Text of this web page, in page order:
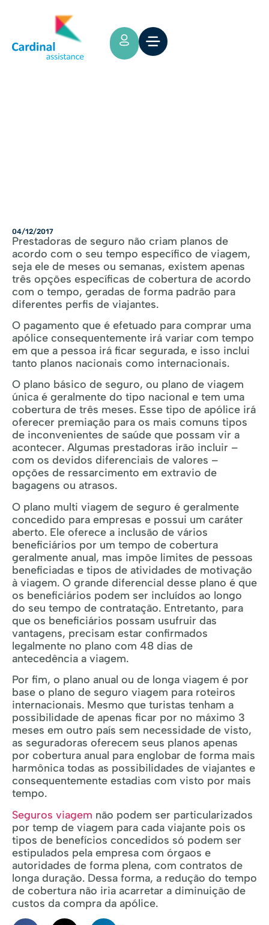
04/12/2017
Prestadoras de seguro não criam planos de
acordo com o seu tempo específico de viagem,
seja ele de meses ou semanas, existem apenas
três opções específicas de cobertura de acordo
com o tempo, geradas de forma padrão para
diferentes perfis de viajantes.
O pagamento que é efetuado para comprar uma
apólice consequentemente irá variar com tempo
em que a pessoa irá ficar segurada, e isso inclui
tanto planos nacionais como internacionais.
O plano básico de seguro, ou plano de viagem
única é geralmente do tipo nacional e tem uma
cobertura de três meses. Esse tipo de apólice irá
oferecer premiação para os mais comuns tipos
de inconvenientes de saúde que possam vir a
acontecer. Algumas prestadoras irão incluir –
com os devidos diferenciais de valores –
opções de ressarcimento em extravio de
bagagens ou atrasos.
O plano multi viagem de seguro é geralmente
concedido para empresas e possui um caráter
aberto. Ele oferece a inclusão de vários
beneficiários por um tempo de cobertura
geralmente anual, mas impõe limites de pessoas
beneficiadas e tipos de atividades de motivação
à viagem. O grande diferencial desse plano é que
os beneficiários podem ser incluídos ao longo
do seu tempo de contratação. Entretanto, para
que os beneficiários possam usufruir das
vantagens, precisam estar confirmados
legalmente no plano com 48 dias de
antecedência a viagem.
Por fim, o plano anual ou de longa viagem é por
base o plano de seguro viagem para roteiros
internacionais. Mesmo que turistas tenham a
possibilidade de apenas ficar por no máximo 3
meses em outro país sem necessidade de visto,
as seguradoras oferecem seus planos apenas
por cobertura anual para englobar de forma mais
harmônica todas as possibilidades de viajantes e
consequentemente estadias com visto por mais
tempo.
Seguros viagem não podem ser particularizados
por temp de viagem para cada viajante pois os
tipos de benefícios concedidos só podem ser
estipulados pela empresa com órgaos e
autoridades de forma plena, com contratos de
longa duração. Dessa forma, a redução do tempo
de cobertura não iria acarretar a diminuição de
custos da compra da apólice.